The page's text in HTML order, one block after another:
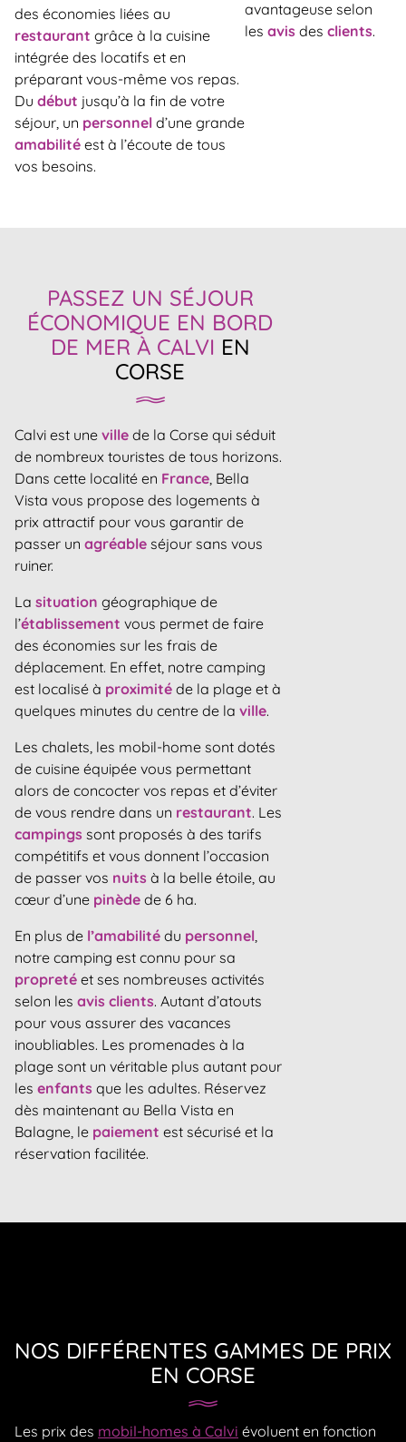
des économies liées au
restaurant grâce à la cuisine
intégrée des locatifs et en
préparant vous-même vos repas.
Du début jusqu’à la fin de votre
séjour, un personnel d’une grande
amabilité est à l’écoute de tous
vos besoins.
avantageuse selon
les avis des clients.
PASSEZ UN SÉJOUR
ÉCONOMIQUE EN BORD
DE MER À CALVI EN
CORSE
Calvi est une ville de la Corse qui séduit
de nombreux touristes de tous horizons.
Dans cette localité en France , Bella
Vista vous propose des logements à
prix attractif pour vous garantir de
passer un agréable séjour sans vous
ruiner.
La situation géographique de
l’établissement vous permet de faire
des économies sur les frais de
déplacement. En effet, notre camping
est localisé à proximité de la plage et à
quelques minutes du centre de la ville.
Les chalets, les mobil-home sont dotés
de cuisine équipée vous permettant
alors de concocter vos repas et d’éviter
de vous rendre dans un restaurant. Les
campings sont proposés à des tarifs
compétitifs et vous donnent l’occasion
de passer vos nuits à la belle étoile, au
cœur d’une pinède de 6 ha.
En plus de l’amabilité du personnel
notre camping est connu pour sa
propreté et ses nombreuses activités
selon les avis clients. Autant d’atouts
pour vous assurer des vacances
inoubliables. Les promenades à la
plage sont un véritable plus autant pour
les enfants que les adultes. Réservez
dès maintenant au Bella Vista en
Balagne, le paiement est sécurisé et la
réservation facilitée.
NOS DIFFÉRENTES GAMMES DE PRIX
EN CORSE
Les prix des mobil-homes à Calvi évoluent en fonction